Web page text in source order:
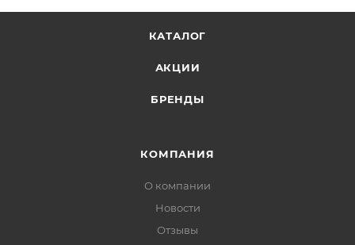
КАТАЛОГ
АКЦИИ
БРЕНДЫ
КОМПАНИЯ
О компании
Новости
Отзывы